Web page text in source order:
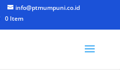
info@ptmumpuni.co.id
0 Item